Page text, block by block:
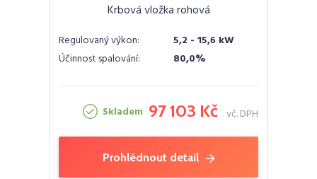
Krbová vložka rohová
Regulovaný výkon:
5,2 - 15,6 kW
Účinnost spalování:
80,0%
Skladem 97 103 Kč vč. DPH
Prohlédnout detail